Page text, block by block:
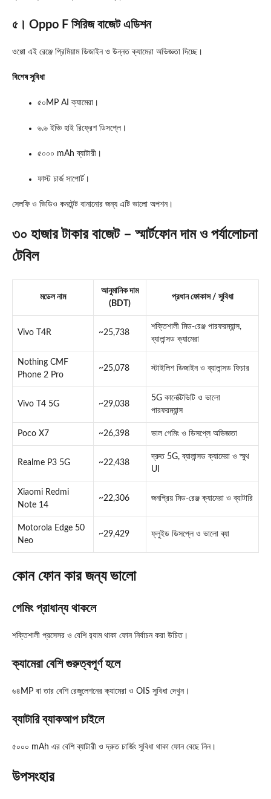
৫। Oppo F সিরিজ বাজেট এডিশন
ওপ্পো এই রেঞ্জে প্রিমিয়াম ডিজাইন ও উন্নত ক্যামেরা অভিজ্ঞতা দিচ্ছে।
বিশেষ সুবিধা
৫০MP AI ক্যামেরা।
৬.৬ ইঞ্চি হাই রিফ্রেশ ডিসপ্লে।
৫০০০ mAh ব্যাটারী।
ফাস্ট চার্জ সাপোর্ট।
সেলফি ও ভিডিও কনটেন্ট বানানোর জন্য এটি ভালো অপশন।
৩০ হাজার টাকার বাজেট – স্মার্টফোন দাম ও পর্যালোচনা
টেবিল
মডেল নাম
আনুমানিক দাম
(BDT)
প্রধান ফোকাস / সুবিধা
Vivo T4R ~25,738
শক্তিশালী মিড-রেঞ্জ পারফরম্যান্স,
ব্যালান্সড ক্যামেরা
Nothing CMF
Phone 2 Pro
~25,078 স্টাইলিশ ডিজাইন ও ব্যালান্সড ফিচার
Vivo T4 5G ~29,038
5G কানেক্টিভিটি ও ভালো
পারফরম্যান্স
Poco X7 ~26,398 ভাল গেমিং ও ডিসপ্লে অভিজ্ঞতা
Realme P3 5G ~22,438
দ্রুত 5G, ব্যালান্সড ক্যামেরা ও স্মুথ
UI
Xiaomi Redmi
Note 14
~22,306 জনপ্রিয় মিড-রেঞ্জ ক্যামেরা ও ব্যাটারি
Motorola Edge 50
Neo
~29,429 ফ্লুইড ডিসপ্লে ও ভালো ব্যা
কোন ফোন কার জন্য ভালো
গেমিং প্রাধান্য থাকলে
শক্তিশালী প্রসেসর ও বেশি র‍্যাম থাকা ফোন নির্বাচন করা উচিত।
ক্যামেরা বেশি গুরুত্বপূর্ণ হলে
৬৪MP বা তার বেশি রেজুলেশনের ক্যামেরা ও OIS সুবিধা দেখুন।
ব্যাটারি ব্যাকআপ চাইলে
৫০০০ mAh এর বেশি ব্যাটারী ও দ্রুত চার্জিং সুবিধা থাকা ফোন বেছে নিন।
উপসংহার